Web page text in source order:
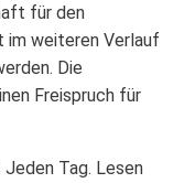
für den
im weiteren Verlauf
Die
Freispruch für
Tag. Lesen